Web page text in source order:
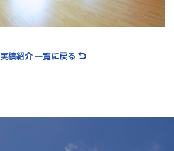
実績紹介 一覧に戻る